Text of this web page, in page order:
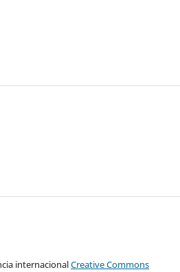
internacionalCreative Commons